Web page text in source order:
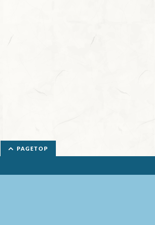
PAGETOP